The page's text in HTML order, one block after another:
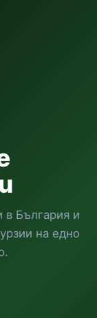
в България и
на едно